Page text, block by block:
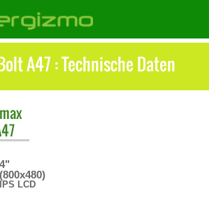
A47 : Technische Daten
4"
(800x480)
IPS LCD